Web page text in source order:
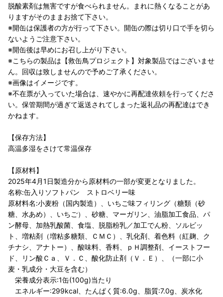
脱酸素剤は無害ですが食べられません。まれに熱くなることがあ
りますがそのままお捨て下さい。
※開缶は保護者の方が行って下さい。開缶の際は切り口で手を切ら
ないようご注意下さい。
※開缶後は早めにお召し上がり下さい。
※こちらの製品は【救缶鳥プロジェクト】対象製品ではございませ
ん。回収は致しませんので予めご了承ください。
※画像はイメージです。
※不在票が入っていた場合は、速やかに再配達依頼を行ってくださ
い。保管期間が過ぎて返送されてしまった返礼品の再配達はでき
かねます。
【保存方法】
高温多湿をさけて常温保存
【原材料】
2025年4月1日製造分から原材料の一部が変更となりました。
名称:缶入りソフトパン ストロベリー味
原材料名:小麦粉（国内製造）、いちご味フィリング（糖類（砂
糖、水あめ）、いちご）、砂糖、マーガリン、油脂加工食品、パ
ン酵母、加熱乳酸菌、食塩、脱脂粉乳／加工でん粉、ソルビッ
ト、増粘剤（増粘多糖類、ＣＭＣ）、乳化剤、着色料（紅麹、ク
チナシ、アナトー）、酸味料、香料、ｐＨ調整剤、イーストフー
ド、リン酸Ｃａ、Ｖ．Ｃ、酸化防止剤（Ｖ．Ｅ）、（一部に小
麦・乳成分・大豆を含む）
栄養成分表示:1缶(100g)当たり
エネルギー:299kcal、たんぱく質:6.0g、脂質:7.0g、炭水化